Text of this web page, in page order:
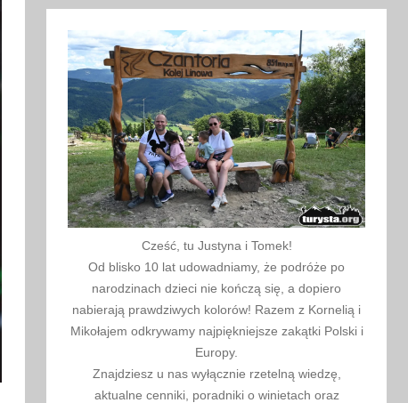
Cześć, tu Justyna i Tomek!
Od blisko 10 lat udowadniamy, że podróże po
narodzinach dzieci nie kończą się, a dopiero
nabierają prawdziwych kolorów! Razem z Kornelią i
Mikołajem odkrywamy najpiękniejsze zakątki Polski i
Europy.
Znajdziesz u nas wyłącznie rzetelną wiedzę,
aktualne cenniki, poradniki o winietach oraz